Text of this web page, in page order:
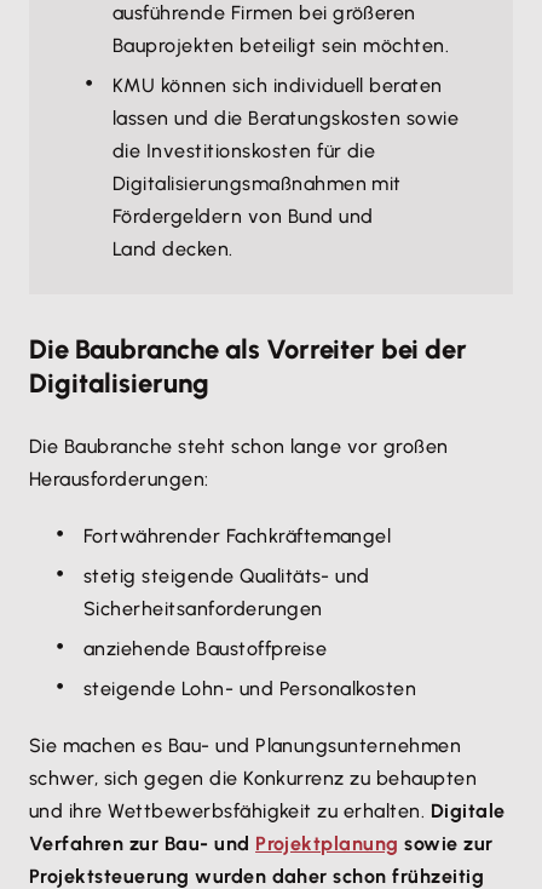
ausführende Firmen bei größeren
Bauprojekten beteiligt sein möchten.
KMU können sich individuell beraten
lassen und die Beratungskosten sowie
die Investitionskosten für die
Digitalisierungsmaßnahmen mit
Fördergeldern von Bund und
Land decken.
Die Baubranche als Vorreiter bei der
Digitalisierung
Die Baubranche steht schon lange vor großen
Herausforderungen:
Fortwährender Fachkräftemangel
stetig steigende Qualitäts- und
Sicherheitsanforderungen
anziehende Baustoffpreise
steigende Lohn- und Personalkosten
Sie machen es Bau- und Planungsunternehmen
schwer, sich gegen die Konkurrenz zu behaupten
und ihre Wettbewerbsfähigkeit zu erhalten. Digitale
Verfahren zur Bau- und Projektplanung sowie zur
Projektsteuerung wurden daher schon frühzeitig